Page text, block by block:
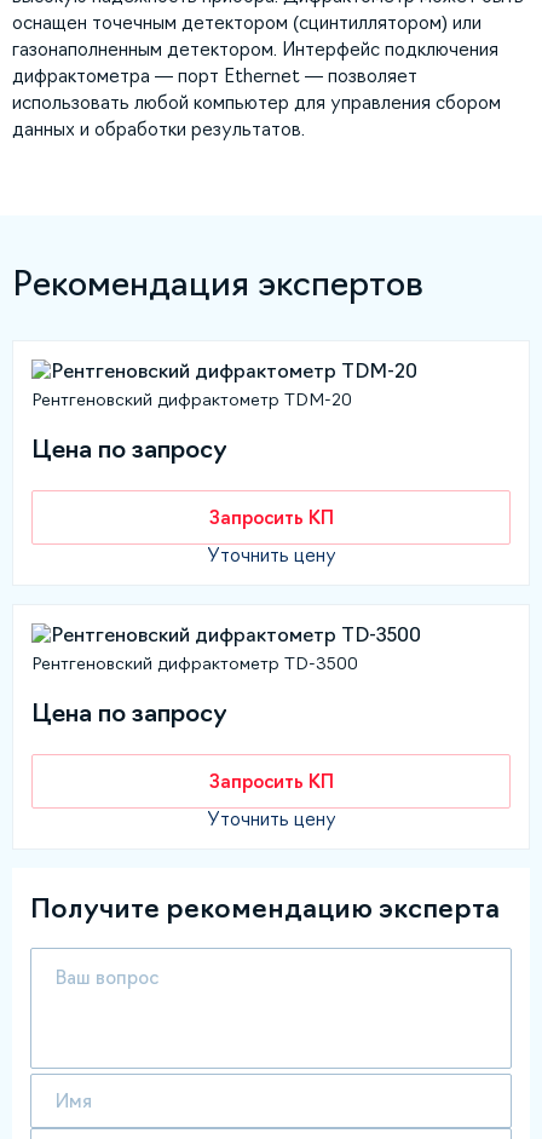
оснащен точечным детектором (сцинтиллятором) или
газонаполненным детектором. Интерфейс подключения
дифрактометра — порт Ethernet — позволяет
использовать любой компьютер для управления сбором
данных и обработки результатов.
Рекомендация экспертов
Рентгеновский дифрактометр TDM-20
Цена по запросу
Запросить КП
Уточнить цену
Рентгеновский дифрактометр TD-3500
Цена по запросу
Запросить КП
Уточнить цену
Получите рекомендацию эксперта